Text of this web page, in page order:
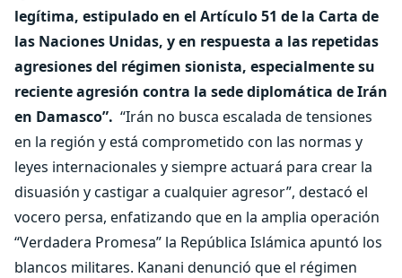
legítima, estipulado en el Artículo 51 de la Carta de
las Naciones Unidas, y en respuesta a las repetidas
agresiones del régimen sionista, especialmente su
reciente agresión contra la sede diplomática de Irán
en Damasco”. “Irán no busca escalada de tensiones
en la región y está comprometido con las normas y
leyes internacionales y siempre actuará para crear la
disuasión y castigar a cualquier agresor”, destacó el
vocero persa, enfatizando que en la amplia operación
“Verdadera Promesa” la República Islámica apuntó los
blancos militares. Kanani denunció que el régimen